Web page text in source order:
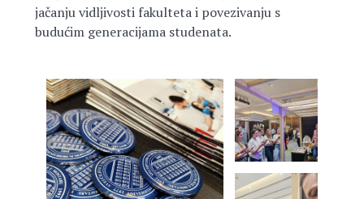
jačanju vidljivosti fakulteta i povezivanju s
budućim generacijama studenata.